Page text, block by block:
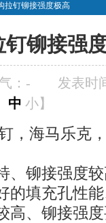
拉钉铆接强度极高
钉铆接强
： -
发表时
中 小】
， 海马乐克
、铆接强度
的填充孔性
高、铆接强